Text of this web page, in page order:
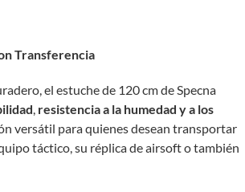
Transferencia
el estuche de 120 cm de Specna
, resistencia a la humedad y a los
versátil para quienes desean transportar
táctico, su réplica de airsoft o también